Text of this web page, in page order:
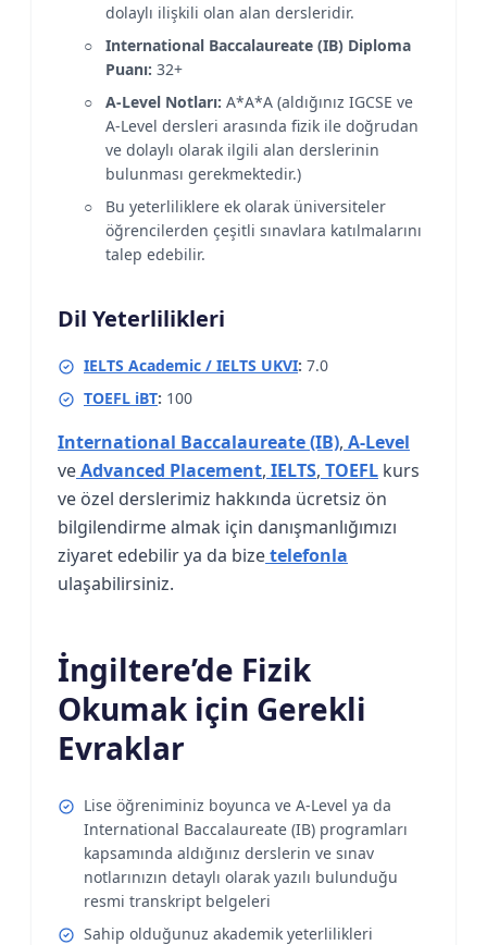
dolaylı ilişkili olan alan dersleridir.
International Baccalaureate (IB) Diploma
Puanı: 32+
A-Level Notları: A*A*A (aldığınız IGCSE ve
A-Level dersleri arasında fizik ile doğrudan
ve dolaylı olarak ilgili alan derslerinin
bulunması gerekmektedir.)
Bu yeterliliklere ek olarak üniversiteler
öğrencilerden çeşitli sınavlara katılmalarını
talep edebilir.
Dil Yeterlilikleri
IELTS Academic / IELTS UKVI: 7.0
TOEFL iBT: 100
International Baccalaureate (IB), A-Level
veAdvanced Placement, IELTS, TOEFL kurs
ve özel derslerimiz hakkında ücretsiz ön
bilgilendirme almak için danışmanlığımızı
ziyaret edebilir ya da bizetelefonla
ulaşabilirsiniz.
İngiltere’de Fizik
Okumak için Gerekli
Evraklar
Lise öğreniminiz boyunca ve A-Level ya da
International Baccalaureate (IB) programları
kapsamında aldığınız derslerin ve sınav
notlarınızın detaylı olarak yazılı bulunduğu
resmi transkript belgeleri
Sahip olduğunuz akademik yeterlilikleri